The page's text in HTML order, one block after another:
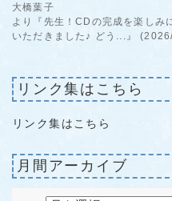
大橋葉子
より『先生！CDの完成を楽しみ
いただきました♪ どう...』
リンク集はこちら
リンク集はこちら
月間アーカイブ